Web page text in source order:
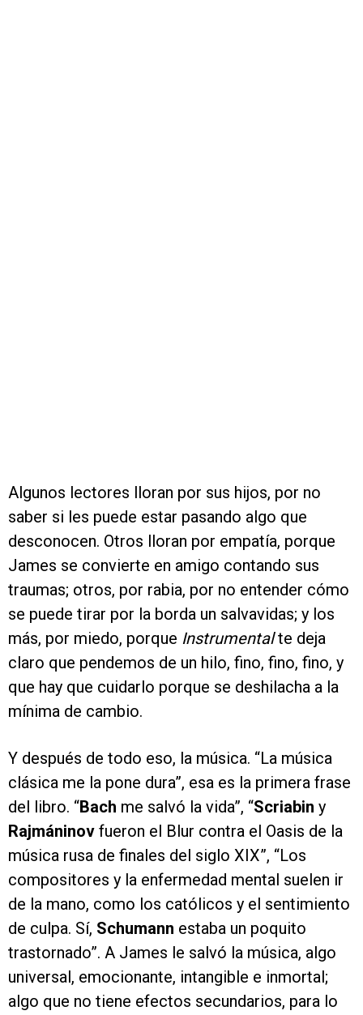
Algunos lectores lloran por sus hijos, por no
saber si les puede estar pasando algo que
desconocen. Otros lloran por empatía, porque
James se convierte en amigo contando sus
traumas; otros, por rabia, por no entender cómo
se puede tirar por la borda un salvavidas; y los
más, por miedo, porque Instrumentalte deja
claro que pendemos de un hilo, fino, fino, fino, y
que hay que cuidarlo porque se deshilacha a la
mínima de cambio.
Y después de todo eso, la música. “La música
clásica me la pone dura”, esa es la primera frase
del libro. “Bach me salvó la vida”, “Scriabin y
Rajmáninov fueron el Blur contra el Oasis de la
música rusa de finales del siglo XIX”, “Los
compositores y la enfermedad mental suelen ir
de la mano, como los católicos y el sentimiento
de culpa. Sí, Schumann estaba un poquito
trastornado”. A James le salvó la música, algo
universal, emocionante, intangible e inmortal;
algo que no tiene efectos secundarios, para lo